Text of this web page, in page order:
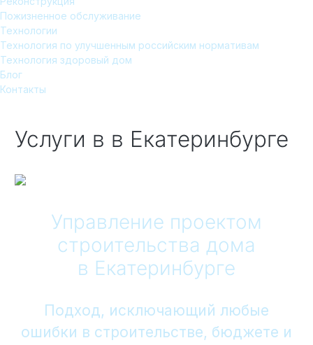
Пожизненное обслуживание
Технологии
Технология по улучшенным российским нормативам
Технология здоровый дом
Блог
Контакты
Услуги в в Екатеринбурге
Управление проектом
строительства дома
в Екатеринбурге
Подход, исключающий любые
ошибки в строительстве, бюджете и